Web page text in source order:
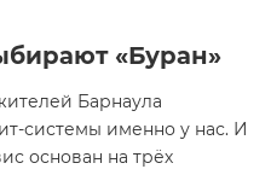
«Буран»
Барнаула
системы именно у нас. И
основан на трёх